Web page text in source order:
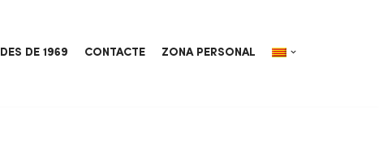
DES DE 1969 CONTACTE ZONA PERSONAL